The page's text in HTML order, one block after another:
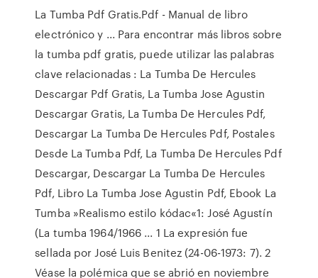
La Tumba Pdf Gratis.Pdf - Manual de libro
electrónico y ... Para encontrar más libros sobre
la tumba pdf gratis, puede utilizar las palabras
clave relacionadas : La Tumba De Hercules
Descargar Pdf Gratis, La Tumba Jose Agustin
Descargar Gratis, La Tumba De Hercules Pdf,
Descargar La Tumba De Hercules Pdf, Postales
Desde La Tumba Pdf, La Tumba De Hercules Pdf
Descargar, Descargar La Tumba De Hercules
Pdf, Libro La Tumba Jose Agustin Pdf, Ebook La
Tumba »Realismo estilo kódac«1: José Agustín
(La tumba 1964/1966 ... 1 La expresión fue
sellada por José Luis Benitez (24-06-1973: 7). 2
Véase la polémica que se abrió en noviembre